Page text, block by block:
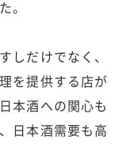
。
だけでなく、
を提供する店が
本酒への関心も
日本酒需要も高